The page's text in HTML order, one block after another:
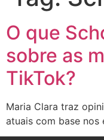
O que
sobre as
TikTok?
Maria Clara traz
atuais com base nos